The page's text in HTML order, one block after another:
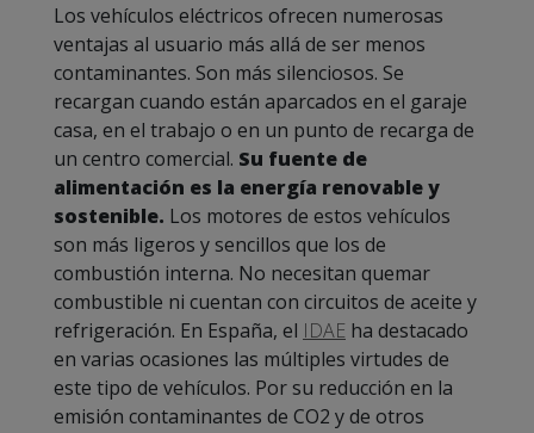
Los vehículos eléctricos ofrecen numerosas
ventajas al usuario más allá de ser menos
contaminantes. Son más silenciosos. Se
recargan cuando están aparcados en el garaje
casa, en el trabajo o en un punto de recarga de
un centro comercial. Su fuente de
alimentación es la energía renovable y
sostenible. Los motores de estos vehículos
son más ligeros y sencillos que los de
combustión interna. No necesitan quemar
combustible ni cuentan con circuitos de aceite y
refrigeración. En España, el IDAE ha destacado
en varias ocasiones las múltiples virtudes de
este tipo de vehículos. Por su reducción en la
emisión contaminantes de CO2 y de otros